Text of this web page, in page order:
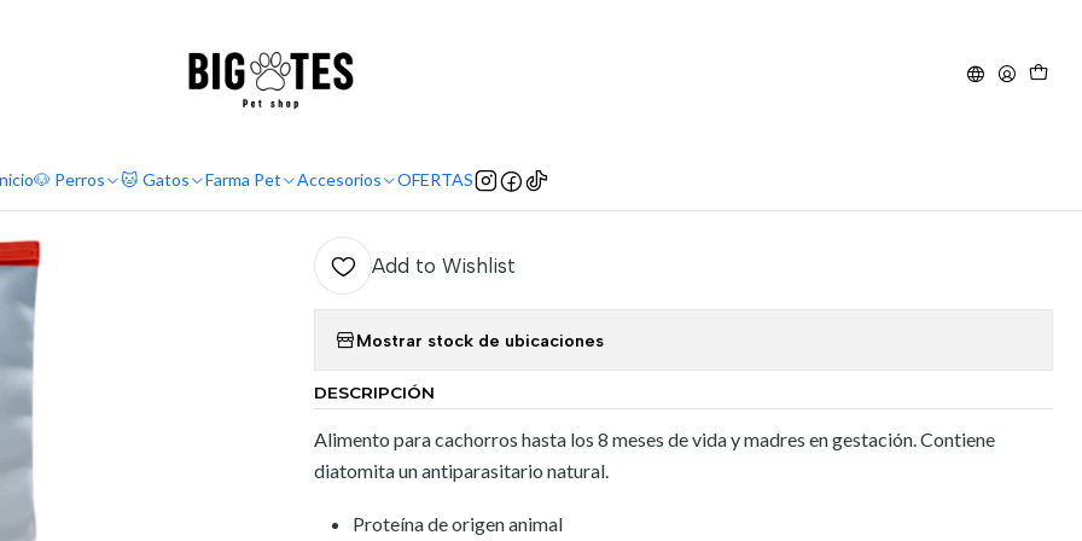
🐶 Perros 🐱 Gatos Farma Pet Accesorios OFERTAS
High Premium Bokato Bokato comida cachorro 10 Kg.
Bokato comida cachorro 10 Kg.
Add to Wishlist
Mostrar stock de ubicaciones
DESCRIPCIÓN
Alimento para cachorros hasta los 8 meses de vida y madres en gestación. Contiene
diatomita un antiparasitario natural.
Proteína de origen animal